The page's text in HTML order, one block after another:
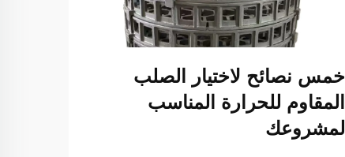
خمس نصائح لاختيار الصلب
المقاوم للحرارة المناسب
لمشروعك